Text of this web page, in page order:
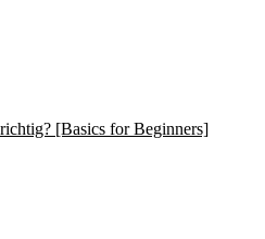
[Basics for Beginners]